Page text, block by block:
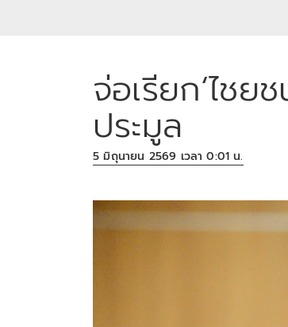
จ่อเรียก‘ไช
ประมูล
5 มิถุนายน 2569 เวลา 0:01 น.